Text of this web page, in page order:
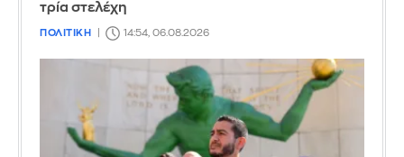
τρία στελέχη
ΠΟΛΙΤΙΚΗ 14:54, 06.08.2026